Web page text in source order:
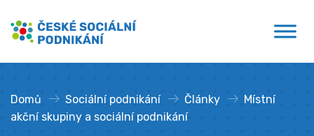
obsahu
České sociální podnikání
Domů » Sociální podnikání » Články »
Místní
akční skupiny a sociální podnikání